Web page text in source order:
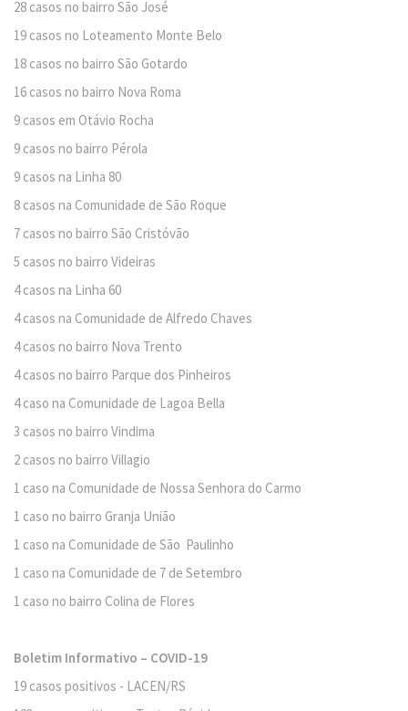
28 casos no bairro São José
19 casos no Loteamento Monte Belo
18 casos no bairro São Gotardo
16 casos no bairro Nova Roma
9 casos em Otávio Rocha
9 casos no bairro Pérola
9 casos na Linha 80
8 casos na Comunidade de São Roque
7 casos no bairro São Cristóvão
5 casos no bairro Videiras
4 casos na Linha 60
4 casos na Comunidade de Alfredo Chaves
4 casos no bairro Nova Trento
4 casos no bairro Parque dos Pinheiros
4 caso na Comunidade de Lagoa Bella
3 casos no bairro Vindima
2 casos no bairro Villagio
1 caso na Comunidade de Nossa Senhora do Carmo
1 caso no bairro Granja União
1 caso na Comunidade de São Paulinho
1 caso na Comunidade de 7 de Setembro
1 caso no bairro Colina de Flores
Boletim Informativo – COVID-19
19 casos positivos - LACEN/RS